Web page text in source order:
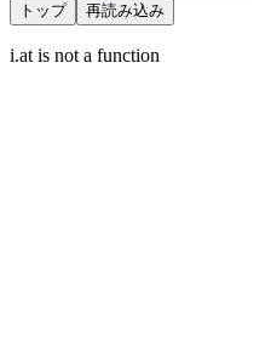
トップ 再読み込み
i.at is not a function